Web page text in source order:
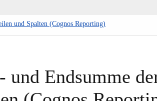
und Spalten (Cognos Reporting)
Endsumme